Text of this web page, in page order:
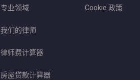
专业领域
我们的律师
律师费计算器
房屋贷款计算器
Cookie 政策